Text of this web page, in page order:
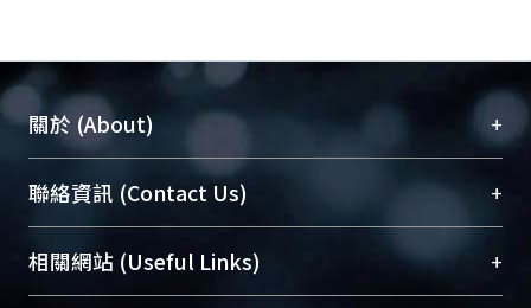
關於 (About) +
臺大位居世界頂尖大學之列，為永久珍藏及向國際
展現本校豐碩的研究成果及學術能量，圖書館整合
機構典藏（NTUR）與學術庫（AH）不同功能平
台，成為臺大學術典藏NTU scholars。期能整合研
聯絡資訊 (Contact Us) +
總館學科館員(Main Library)
醫學圖書館學科館員(Medical Library)
相關網站 (Useful Links) +